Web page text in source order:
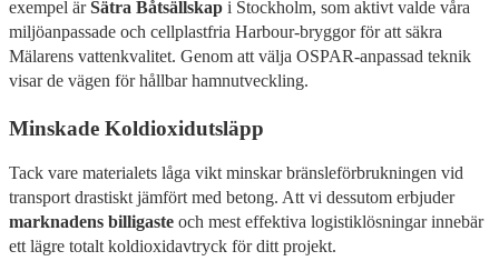
exempel ärSätra Båtsällskap i Stockholm, som aktivt valde våra
miljöanpassade och cellplastfria Harbour-bryggor för att säkra
Mälarens vattenkvalitet. Genom att välja OSPAR-anpassad teknik
visar de vägen för hållbar hamnutveckling.
Minskade Koldioxidutsläpp
Tack vare materialets låga vikt minskar bränsleförbrukningen vid
transport drastiskt jämfört med betong. Att vi dessutom erbjuder
marknadens billigaste och mest effektiva logistiklösningar innebär
ett lägre totalt koldioxidavtryck för ditt projekt.